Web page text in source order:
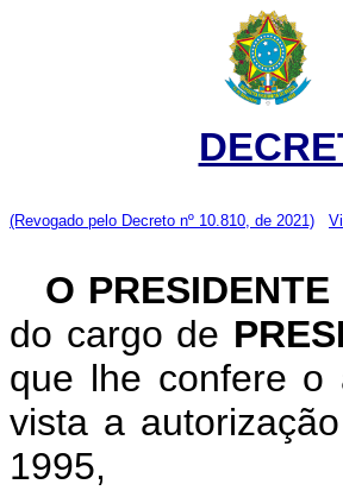
(Revogado pelo Decreto nº 10.810, de 2021)
O
do cargo de
que lhe confere o
vista a
1995,